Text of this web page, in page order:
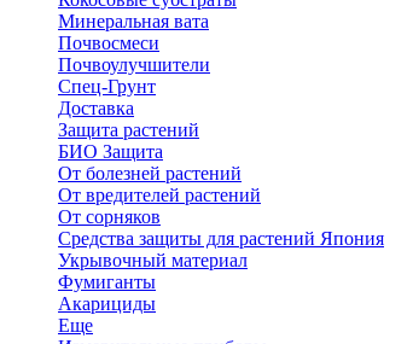
Минеральная вата
Почвосмеси
Почвоулучшители
Спец-Грунт
Доставка
Защита растений
БИО Защита
От болезней растений
От вредителей растений
От сорняков
Средства защиты для растений Япония
Укрывочный материал
Фумиганты
Акарициды
Еще